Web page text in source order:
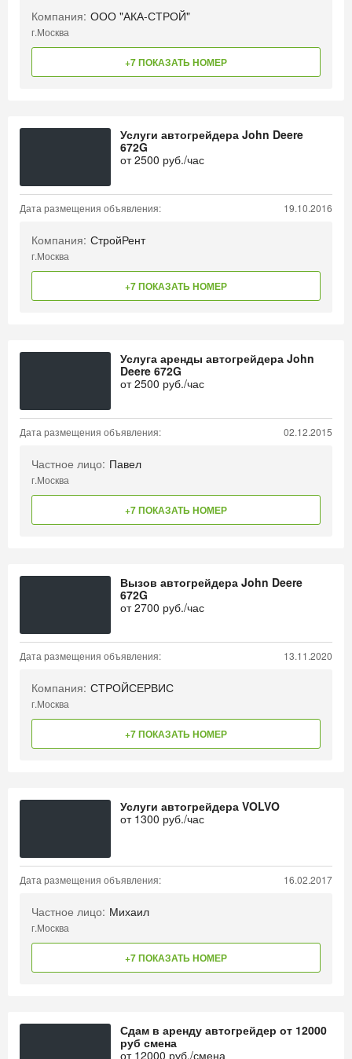
Компания: ООО "АКА-СТРОЙ"
г.Москва
+7 ПОКАЗАТЬ НОМЕР
Услуги автогрейдера John Deere
672G
от2500 руб./час
Дата размещения объявления: 19.10.2016
Компания: СтройРент
г.Москва
+7 ПОКАЗАТЬ НОМЕР
Услуга аренды автогрейдера John
Deere 672G
от2500 руб./час
Дата размещения объявления: 02.12.2015
Частное лицо: Павел
г.Москва
+7 ПОКАЗАТЬ НОМЕР
Вызов автогрейдера John Deere
672G
от2700 руб./час
Дата размещения объявления: 13.11.2020
Компания: СТРОЙСЕРВИС
г.Москва
+7 ПОКАЗАТЬ НОМЕР
Услуги автогрейдера VOLVO
от 1300 руб./час
Дата размещения объявления: 16.02.2017
Частное лицо: Михаил
г.Москва
+7 ПОКАЗАТЬ НОМЕР
Сдам в аренду автогрейдер от 12000
руб смена
от 12000 руб./смена